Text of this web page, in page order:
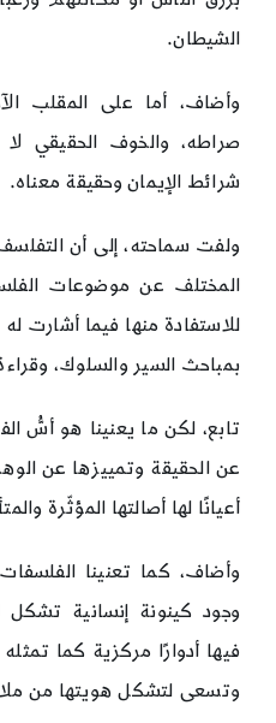
الشيطان.
وأضاف، أما على المقلب
صراطه، والخوف الحقيقي
شرائط الإيمان وحقيقة معناه.
ولفت سماحته، إلى أن
المختلف عن موضوعات
للاستفادة منها فيما أشارت
بمباحث السير والسلوك،
تابع، لكن ما يعنينا هو أسُّ
عن الحقيقة وتمييزها عن
أعيانًا لها أصالتها المؤثّرة
وأضاف، كما تعنينا
وجود كينونة إنسانية تشكل
فيها أدوارًا مركزية كما
وتسعى لتشكل هويتها من